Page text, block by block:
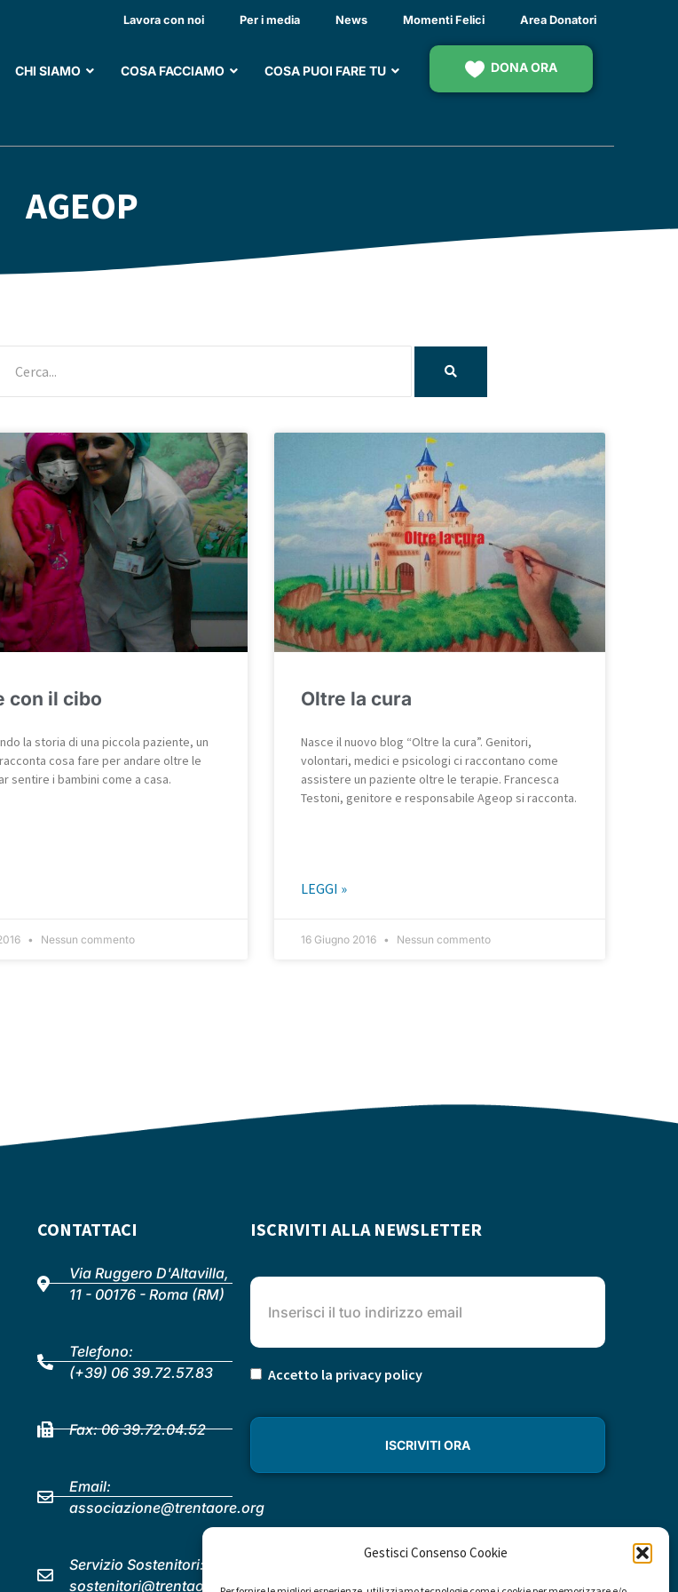
Gestisci Consenso Cookie
Lavora con noi Per i media News Momenti Felici Area Donatori
CHI SIAMO COSA FACCIAMO COSA PUOI FARE TU DONA ORA
AGEOP
con il cibo
la storia di una piccola paziente, un
cosa fare per andare oltre le
sentire i bambini come a casa.
Nessun commento
Oltre la cura
Nasce il nuovo blog “Oltre la cura”. Genitori,
volontari, medici e psicologi ci raccontano come
assistere un paziente oltre le terapie. Francesca
Testoni, genitore e responsabile Ageop si racconta.
LEGGI »
16 Giugno 2016 Nessun commento
CONTATTACI
Via Ruggero D'Altavilla,
11 - 00176 - Roma (RM)
Telefono:
(+39) 06 39.72.57.83
Fax: 06 39.72.04.52
Email:
associazione@trentaore.org
Servizio Sostenitori:
sostenitori@trentaore.org
ISCRIVITI ALLA NEWSLETTER
Accetto la privacy policy